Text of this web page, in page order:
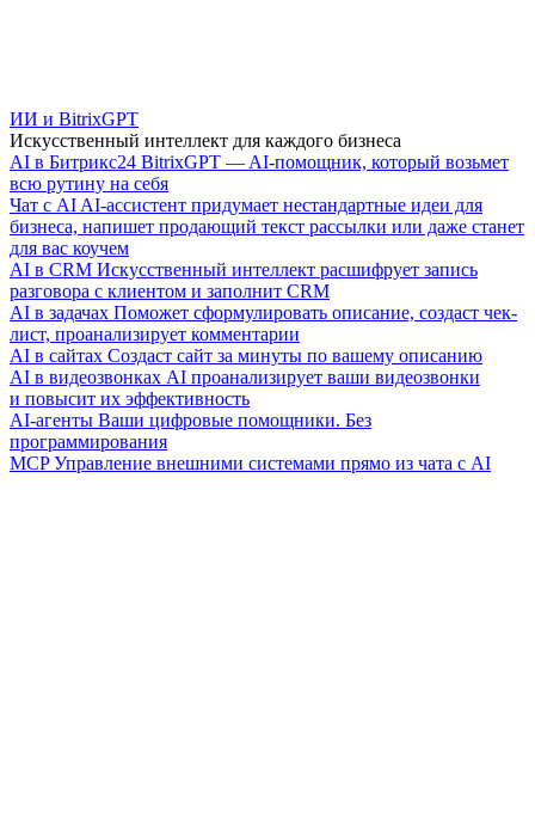
ИИ и BitrixGPT
Искусственный интеллект для каждого бизнеса
AI в Битрикс24 BitrixGPT — AI-помощник, который возьмет
всю рутину на себя
Чат с AI AI-ассистент придумает нестандартные идеи для
бизнеса, напишет продающий текст рассылки или даже станет
для вас коучем
AI в CRM Искусственный интеллект расшифрует запись
разговора с клиентом и заполнит CRM
AI в задачах Поможет сформулировать описание, создаст чек-
лист, проанализирует комментарии
AI в сайтах Создаст сайт за минуты по вашему описанию
AI в видеозвонках AI проанализирует ваши видеозвонки
и повысит их эффективность
AI-агенты Ваши цифровые помощники. Без
программирования
MCP Управление внешними системами прямо из чата с AI